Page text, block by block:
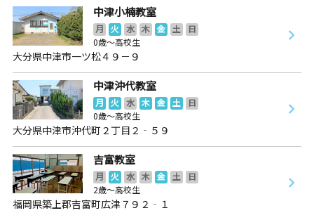
中津小楠教室
月 火 水 木 金 土
日
0歳～高校生
大分県中津市一ツ松４９－９
中津沖代教室
月 火 水 木 金 土
日
0歳～高校生
大分県中津市沖代町２丁目２‐５９
吉富教室
月 火 水 木 金 土
日
2歳～高校生
福岡県築上郡吉富町広津７９２‐１